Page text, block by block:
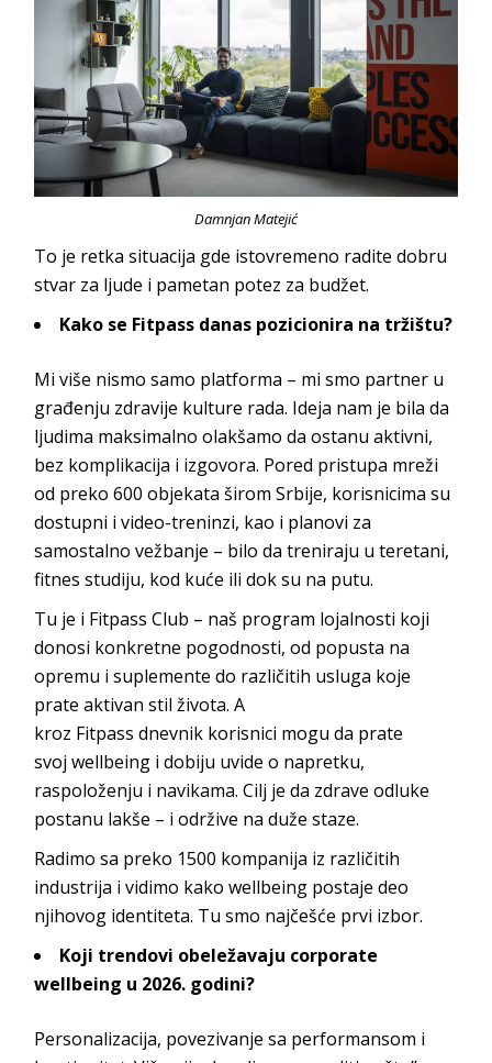
Damnjan Matejić
To je retka situacija gde istovremeno radite dobru
stvar za ljude i pametan potez za budžet.
Kako se Fitpass danas pozicionira na tržištu?
Mi više nismo samo platforma – mi smo partner u
građenju zdravije kulture rada. Ideja nam je bila da
ljudima maksimalno olakšamo da ostanu aktivni,
bez komplikacija i izgovora. Pored pristupa mreži
od preko 600 objekata širom Srbije, korisnicima su
dostupni i video-treninzi, kao i planovi za
samostalno vežbanje – bilo da treniraju u teretani,
fitnes studiju, kod kuće ili dok su na putu.
Tu je i Fitpass Club – naš program lojalnosti koji
donosi konkretne pogodnosti, od popusta na
opremu i suplemente do različitih usluga koje
prate aktivan stil života. A
kroz Fitpass dnevnik korisnici mogu da prate
svojwellbeing i dobiju uvide o napretku,
raspoloženju i navikama. Cilj je da zdrave odluke
postanu lakše – i održive na duže staze.
Radimo sa preko 1500 kompanija iz različitih
industrija i vidimo kakowellbeing postaje deo
njihovog identiteta. Tu smo najčešće prvi izbor.
Koji trendovi obeležavaju corporate
wellbeing u 2026. godini?
Personalizacija, povezivanje sa performansom i